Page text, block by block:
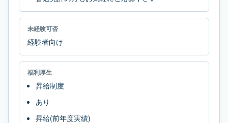
未経験可否
経験者向け
福利厚生
昇給制度
あり
昇給(前年度実績)